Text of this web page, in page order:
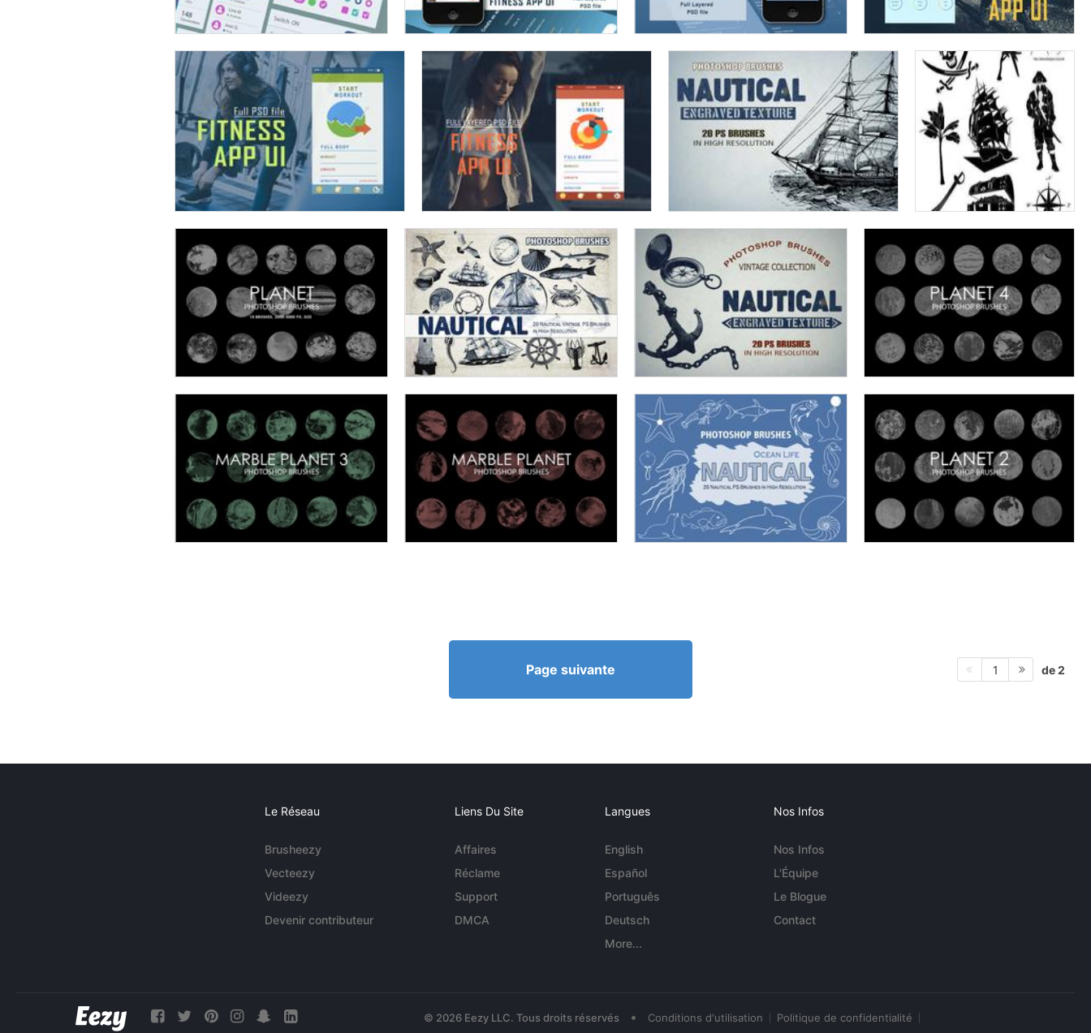
Page suivante 1 de 2
Le Réseau
Brusheezy
Vecteezy
Videezy
Devenir contributeur
Liens Du Site
Affaires
Réclame
Support
DMCA
Langues
English
Español
Português
Deutsch
More...
Nos Infos
Nos Infos
L'Équipe
Le Blogue
Contact
© 2026 Eezy LLC. Tous droits réservés • Conditions d'utilisation Politique de confidentialité